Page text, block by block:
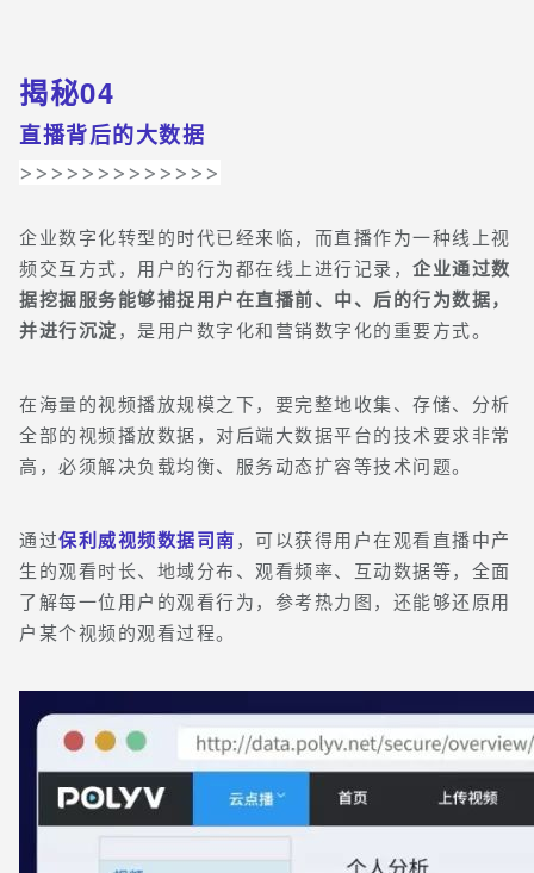
揭秘04
直播背后的大数据
>>>>>>>>>>>>>
企业数字化转型的时代已经来临，而直播作为一种线上视
频交互方式，用户的行为都在线上进行记录， 企业通过数
据挖掘服务能够捕捉用户在直播前、中、后的行为数据，
并进行沉淀，是用户数字化和营销数字化的重要方式。
在海量的视频播放规模之下，要完整地收集、存储、分析
全部的视频播放数据，对后端大数据平台的技术要求非常
高，必须解决负载均衡、服务动态扩容等技术问题。
通过保利威视频数据司南，可以获得用户在观看直播中产
生的观看时长、地域分布、观看频率、互动数据等， 全面
了解每一位用户的观看行为，参考热力图，还能够还原用
户某个视频的观看过程。